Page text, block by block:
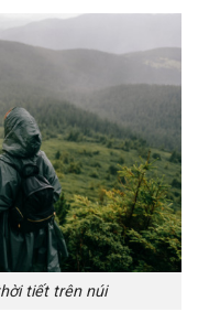
tiết trên núi